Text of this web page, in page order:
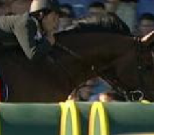
- O’BRIEN 8 CARMENA Z -
-RAMZY AL DUHAMI 10
1 LATE NIGHT -LEVY 2 K
QUICK STUDY - HOUGH 4
-GULLIKSEN 6
7 WISCONSIN 111 -MOYA 8
–CORDON 10 SELDANA